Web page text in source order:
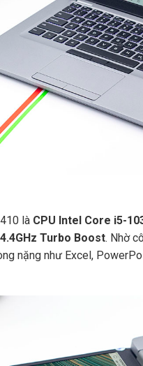
là CPU Intel Core i5-
Turbo Boost. Nhờ
nặng như Excel,